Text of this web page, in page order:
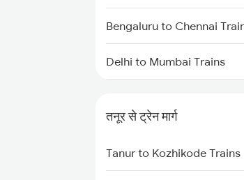
Bengaluru to Chennai
Delhi to Mumbai Trains
Mumbai to Delhi Trains
तनूर से ट्रेन मार्ग
Tanur to Kozhikode Trains